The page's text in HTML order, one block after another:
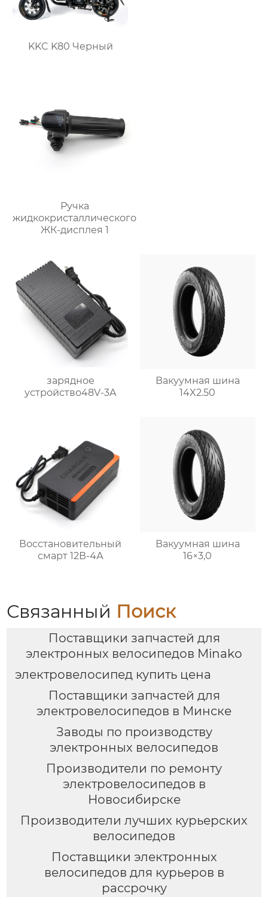
KKC K80 Черный
Ручка
жидкокристаллического
ЖК-дисплея 1
зарядное
устройство48V-3A
Вакуумная шина
14X2.50
Восстановительный
смарт 12В-4А
Вакуумная шина
16×3,0
Связанный Поиск
Поставщики запчастей для
электронных велосипедов Minako
электровелосипед купить цена
Поставщики запчастей для
электровелосипедов в Минске
Заводы по производству
электронных велосипедов
Производители по ремонту
электровелосипедов в
Новосибирске
Производители лучших курьерских
велосипедов
Поставщики электронных
велосипедов для курьеров в
рассрочку